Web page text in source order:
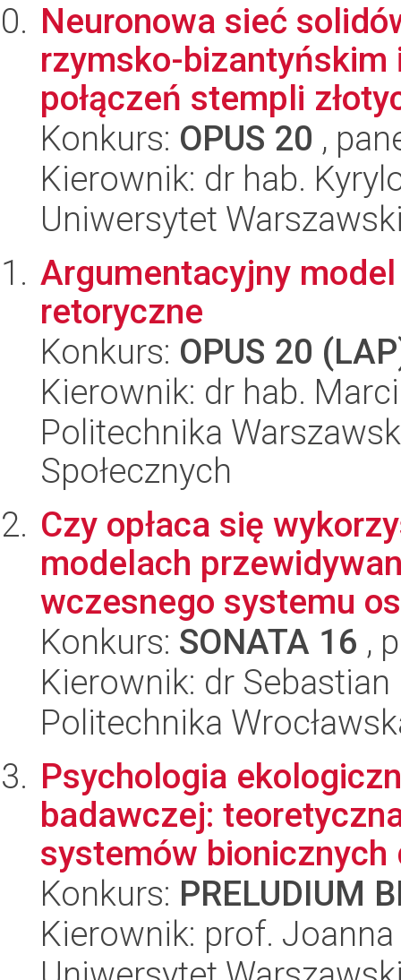
Neuronowa sieć
rzymsko-
połączeń stempli
Konkurs: OPUS 20 ,
Kierownik: dr hab.
Uniwersytet
Argumentacyjny
retoryczne
Konkurs: OPUS 20
Kierownik: dr hab.
Politechnika
Społecznych
Czy opłaca się
modelach
wczesnego systemu
Konkurs: SONATA 16 ,
Kierownik: dr
Politechnika
Psychologia
badawczej:
systemów bionicznych
Konkurs: PRELUDIUM
Kierownik: prof.